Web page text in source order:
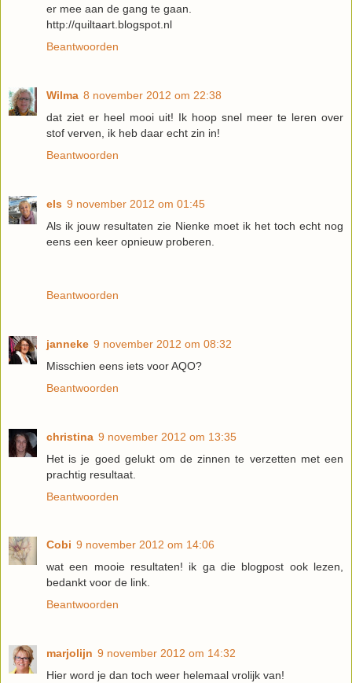
er mee aan de gang te gaan.
http://quiltaart.blogspot.nl
Beantwoorden
Wilma 8 november 2012 om 22:38
dat ziet er heel mooi uit! Ik hoop snel meer te leren over
stof verven, ik heb daar echt zin in!
Beantwoorden
els 9 november 2012 om 01:45
Als ik jouw resultaten zie Nienke moet ik het toch echt nog
eens een keer opnieuw proberen.
Beantwoorden
janneke 9 november 2012 om 08:32
Misschien eens iets voor AQO?
Beantwoorden
christina 9 november 2012 om 13:35
Het is je goed gelukt om de zinnen te verzetten met een
prachtig resultaat.
Beantwoorden
Cobi 9 november 2012 om 14:06
wat een mooie resultaten! ik ga die blogpost ook lezen,
bedankt voor de link.
Beantwoorden
marjolijn 9 november 2012 om 14:32
Hier word je dan toch weer helemaal vrolijk van!